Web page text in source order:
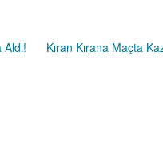
Kıran Kırana Maçta